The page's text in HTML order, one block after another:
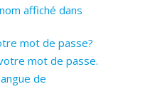
affiché dans
mot de passe?
mot de passe.
de